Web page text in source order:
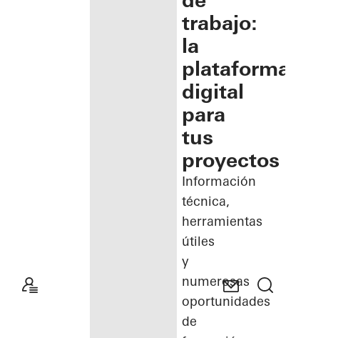
trabajo:
la
plataforma
digital
para
tus
proyectos
Información
técnica,
herramientas
útiles
y
numerosas
oportunidades
de